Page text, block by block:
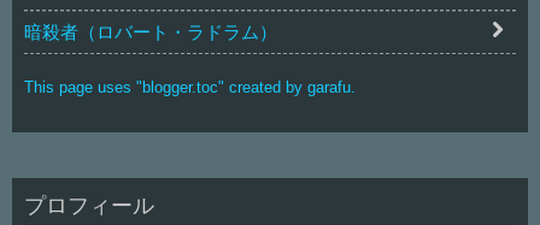
暗殺者（ロバート・ラドラム）
This page uses "blogger.toc" created by garafu.
プロフィール